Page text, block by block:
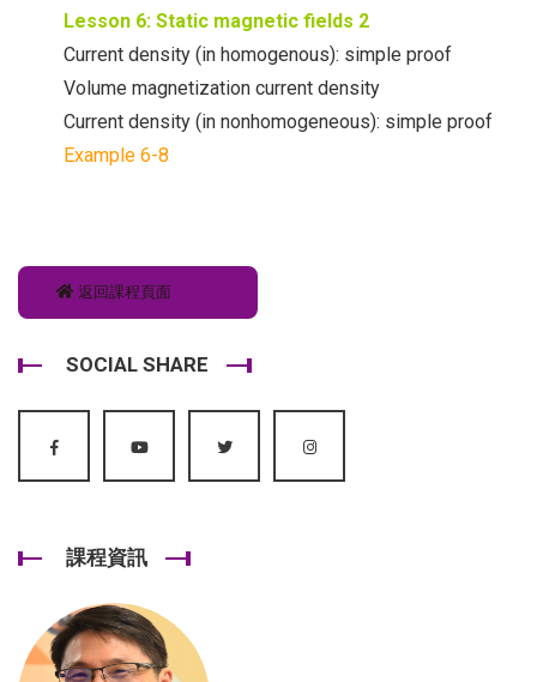
Lesson 6: Static magnetic fields 2
Current density (in homogenous): simple proof
Volume magnetization current density
Current density (in nonhomogeneous): simple proof
Example 6-8
返回課程頁面
SOCIAL SHARE
課程資訊